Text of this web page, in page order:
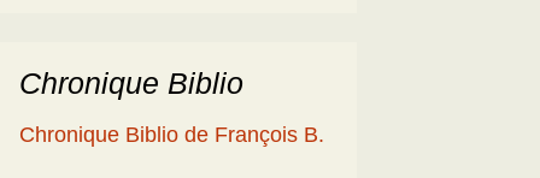
les reportages
Chronique Biblio
Chronique Biblio de François B.